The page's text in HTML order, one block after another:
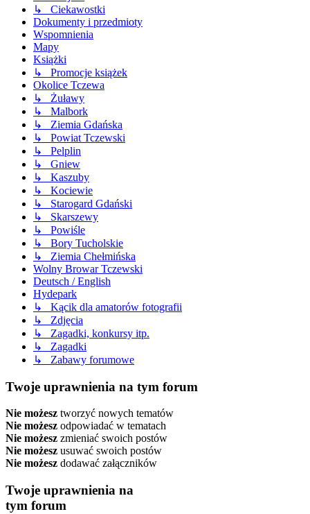
↳ Ciekawostki
Dokumenty i przedmioty
Wspomnienia
Mapy
Książki
↳ Promocje książek
Okolice Tczewa
↳ Żuławy
↳ Malbork
↳ Ziemia Gdańska
↳ Powiat Tczewski
↳ Pelplin
↳ Gniew
↳ Kaszuby
↳ Kociewie
↳ Starogard Gdański
↳ Skarszewy
↳ Powiśle
↳ Bory Tucholskie
↳ Ziemia Chełmińska
Wolny Browar Tczewski
Deutsch / English
Hydepark
↳ Kącik dla amatorów fotografii
↳ Zdjęcia
↳ Zagadki, konkursy itp.
↳ Zagadki
↳ Zabawy forumowe
Twoje uprawnienia na tym forum
Nie możesz tworzyć nowych tematów
Nie możesz odpowiadać w tematach
Nie możesz zmieniać swoich postów
Nie możesz usuwać swoich postów
Nie możesz dodawać załączników
Twoje uprawnienia na
tym forum